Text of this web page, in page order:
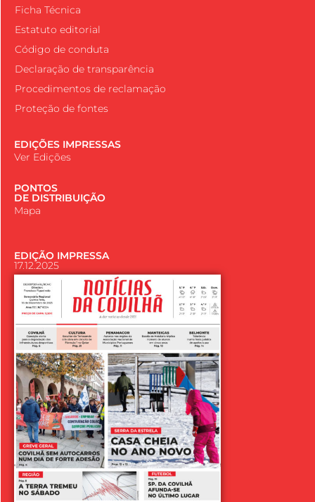
Ficha Técnica
Estatuto editorial
Código de conduta
Declaração de transparência
Procedimentos de reclamação
Proteção de fontes
EDIÇÕES IMPRESSAS
Ver Edições
PONTOS
DE DISTRIBUIÇÃO
Mapa
EDIÇÃO IMPRESSA
17.12.2025